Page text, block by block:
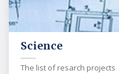
Science
The list of resarch projects